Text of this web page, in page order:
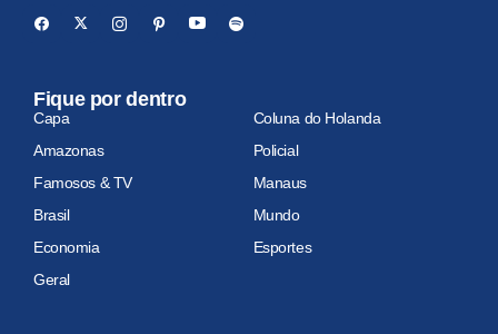
Fique por dentro
Capa
Coluna do Holanda
Amazonas
Policial
Famosos & TV
Manaus
Brasil
Mundo
Economia
Esportes
Geral